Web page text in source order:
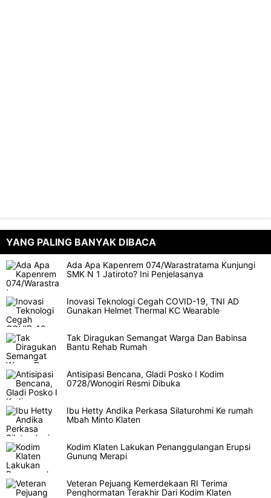
YANG PALING BANYAK DIBACA
Ada Apa Kapenrem 074/Warastratama Kunjungi
SMK N 1 Jatiroto? Ini Penjelasanya
Inovasi Teknologi Cegah COVID-19, TNI AD
Gunakan Helmet Thermal KC Wearable
Tak Diragukan Semangat Warga Dan Babinsa
Bantu Rehab Rumah
Antisipasi Bencana, Gladi Posko I Kodim
0728/Wonogiri Resmi Dibuka
Ibu Hetty Andika Perkasa Silaturohmi Ke rumah
Mbah Minto Klaten
Kodim Klaten Lakukan Penanggulangan Erupsi
Gunung Merapi
Veteran Pejuang Kemerdekaan RI Terima
Penghormatan Terakhir Dari Kodim Klaten